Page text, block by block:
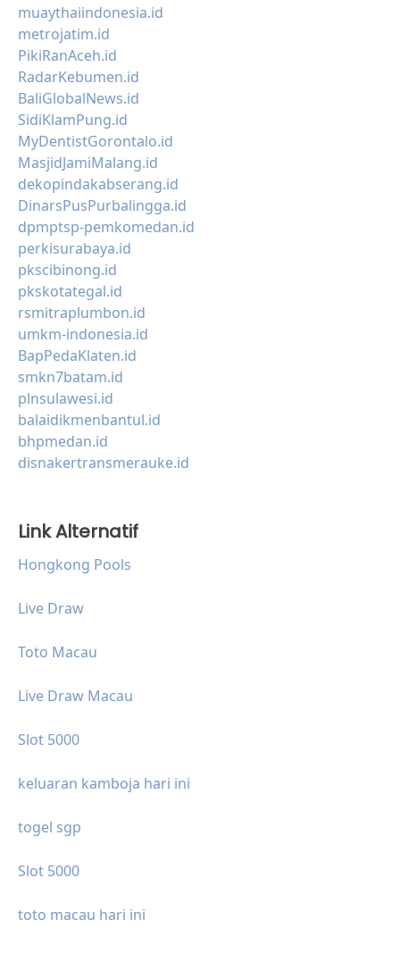
muaythaiindonesia.id
metrojatim.id
PikiRanAceh.id
RadarKebumen.id
BaliGlobalNews.id
SidiKlamPung.id
MyDentistGorontalo.id
MasjidJamiMalang.id
dekopindakabserang.id
DinarsPusPurbalingga.id
dpmptsp-pemkomedan.id
perkisurabaya.id
pkscibinong.id
pkskotategal.id
rsmitraplumbon.id
umkm-indonesia.id
BapPedaKlaten.id
smkn7batam.id
plnsulawesi.id
balaidikmenbantul.id
bhpmedan.id
disnakertransmerauke.id
Link Alternatif
Hongkong Pools
Live Draw
Toto Macau
Live Draw Macau
Slot 5000
keluaran kamboja hari ini
togel sgp
Slot 5000
toto macau hari ini